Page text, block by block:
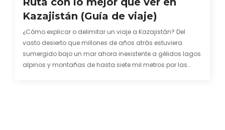
Kazajistán (Guía de viaje)
¿Cómo explicar o delimitar un viaje a Kazajistán? Del
vasto desierto que millones de años atrás estuviera
sumergido bajo un mar ahora inexistente a gélidos lagos
alpinos y montañas de hasta siete mil metros por las